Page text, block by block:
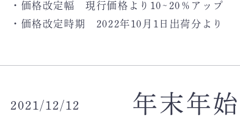
・価格改定幅 現行価格より10~20％アップ
・価格改定時期 2022年10月1日出荷分より
2021/12/12 年末年